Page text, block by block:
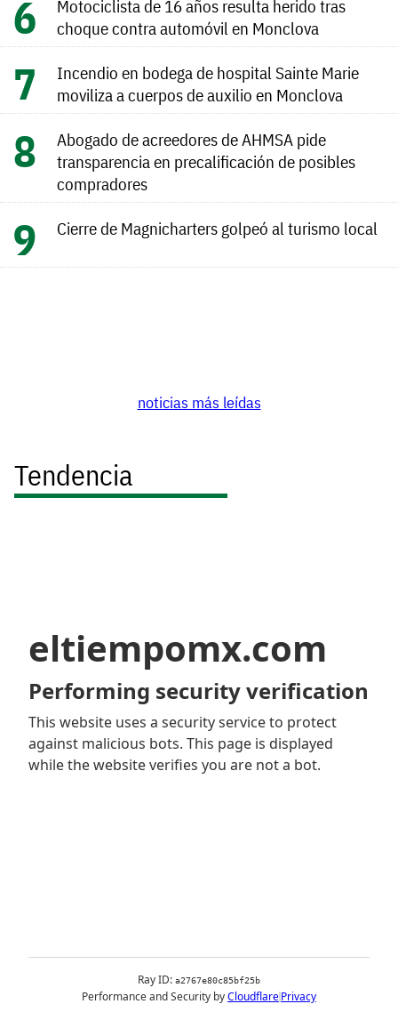
Motociclista de 16 años resulta herido tras
choque contra automóvil en Monclova
Incendio en bodega de hospital Sainte Marie
moviliza a cuerpos de auxilio en Monclova
Abogado de acreedores de AHMSA pide
transparencia en precalificación de posibles
compradores
Cierre de Magnicharters golpeó al turismo local
noticias más leídas
Tendencia